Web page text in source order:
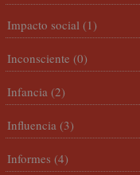
Impacto social (1)
Inconsciente (0)
Infancia (2)
Influencia (3)
Informes (4)